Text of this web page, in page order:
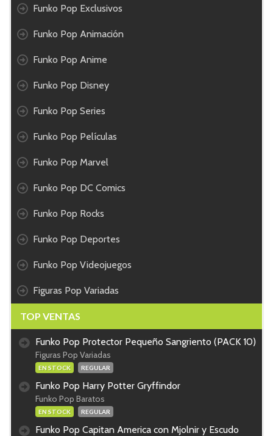
Funko Pop Exclusivos
Funko Pop Animación
Funko Pop Anime
Funko Pop Disney
Funko Pop Series
Funko Pop Películas
Funko Pop Marvel
Funko Pop DC Comics
Funko Pop Rocks
Funko Pop Deportes
Funko Pop Videojuegos
Figuras Pop Variadas
TOP VENTAS
Funko Pop Protector Pequeño Sangriento (PACK 10)
Figuras Pop Variadas
EN STOCK REGULAR
Funko Pop Harry Potter Gryffindor
Funko Pop Baratos
EN STOCK REGULAR
Funko Pop Capitan America con Mjolnir y Escudo